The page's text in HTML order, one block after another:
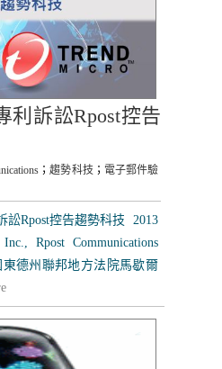
利訴訟Rpost控告
；趨勢科技 ； 電子郵件驗
訟Rpost控告趨勢科技 2013
Rpost Communications
德州聯邦地方法院馬歇爾